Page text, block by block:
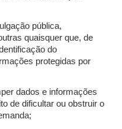
pública,
quaisquer que, de
do
protegidas por
dados e informações
de dificultar ou obstruir o